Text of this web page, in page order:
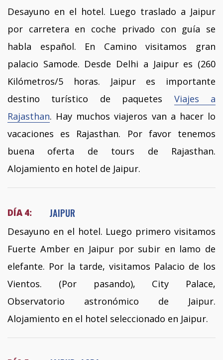
Desayuno en el hotel. Luego traslado a Jaipur
por carretera en coche privado con guía se
habla español. En Camino visitamos gran
palacio Samode. Desde Delhi a Jaipur es (260
Kilómetros/5 horas. Jaipur es importante
destino turístico de paquetes Viajes a
Rajasthan. Hay muchos viajeros van a hacer lo
vacaciones es Rajasthan. Por favor tenemos
buena oferta de tours de Rajasthan.
Alojamiento en hotel de Jaipur.
DÍA 4: JAIPUR
Desayuno en el hotel. Luego primero visitamos
Fuerte Amber en Jaipur por subir en lamo de
elefante. Por la tarde, visitamos Palacio de los
Vientos. (Por pasando), City Palace,
Observatorio astronómico de Jaipur.
Alojamiento en el hotel seleccionado en Jaipur.